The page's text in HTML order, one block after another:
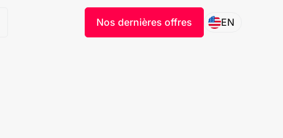
Nos dernières offres EN